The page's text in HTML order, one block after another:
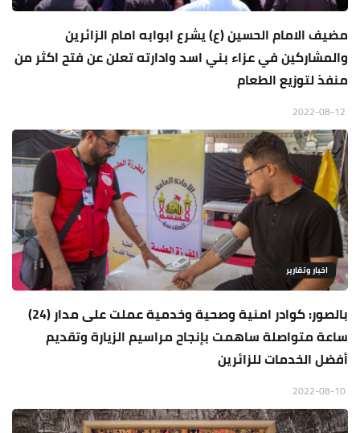
مضيف الامام الحسين (ع) يشرع ابوابه امام الزائرين
والمشاركين في عزاء بني اسد وادارته تعلن عن فتح اكثر من
منفذ لتوزيع الطعام
اخبار وتقارير
بالصور: كوادر امنية وصحية وخدمية عملت على مدار (24)
ساعة متواصلة ساهمت بإنجاح مراسيم الزيارة وتقديم
أفضل الخدمات للزائرين